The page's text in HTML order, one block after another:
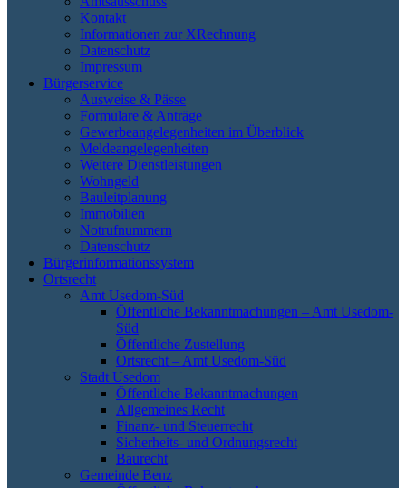
Kontakt
Informationen zur XRechnung
Datenschutz
Impressum
Bürgerservice
Ausweise & Pässe
Formulare & Anträge
Gewerbeangelegenheiten im Überblick
Meldeangelegenheiten
Weitere Dienstleistungen
Wohngeld
Bauleitplanung
Immobilien
Notrufnummern
Datenschutz
Bürgerinformationssystem
Ortsrecht
Amt Usedom-Süd
Öffentliche Bekanntmachungen – Amt Usedom-
Süd
Öffentliche Zustellung
Ortsrecht – Amt Usedom-Süd
Stadt Usedom
Öffentliche Bekanntmachungen
Allgemeines Recht
Finanz- und Steuerrecht
Sicherheits- und Ordnungsrecht
Baurecht
Gemeinde Benz